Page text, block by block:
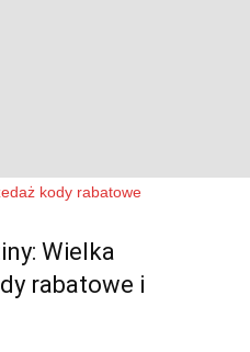
Wielka
rabatowe i